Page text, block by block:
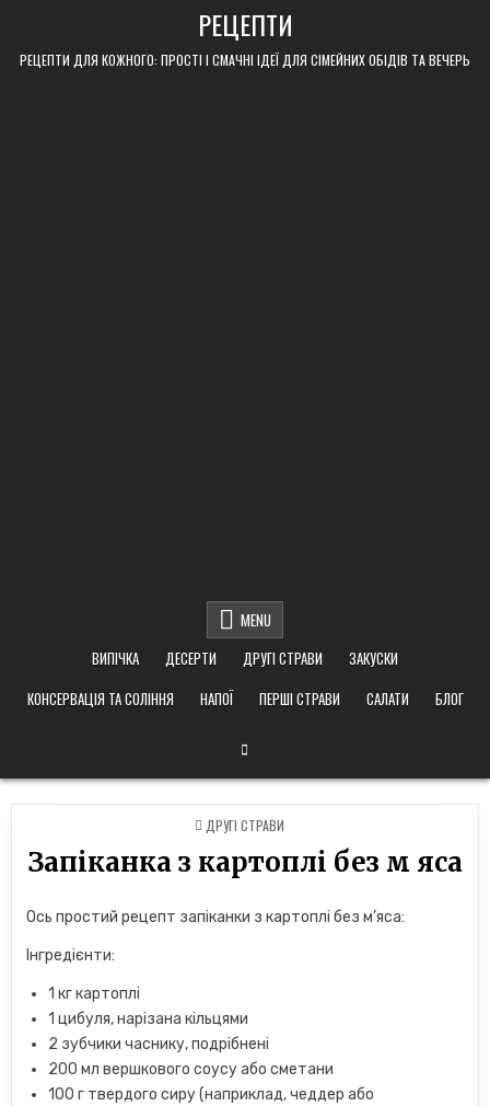
content
РЕЦЕПТИ
РЕЦЕПТИ ДЛЯ КОЖНОГО: ПРОСТІ І СМАЧНІ ІДЕЇ ДЛЯ СІМЕЙНИХ ОБІДІВ ТА ВЕЧЕРЬ
MENU
ВИПІЧКА
ДЕСЕРТИ ДРУГІ СТРАВИ
ЗАКУСКИ
КОНСЕРВАЦІЯ ТА СОЛІННЯ
НАПОЇ ПЕРШІ СТРАВИ САЛАТИ БЛОГ
POSTED
IN
ДРУГІ СТРАВИ
Запіканка з картоплі без м яса
Ось простий рецепт запіканки з картоплі без м’яса:
Інгредієнти:
1 кг картоплі
1 цибуля, нарізана кільцями
2 зубчики часнику, подрібнені
200 мл вершкового соусу або сметани
100 г твердого сиру (наприклад, чеддер або